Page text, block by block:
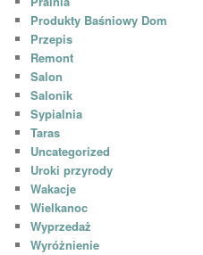
Produkty Baśniowy Dom
Przepis
Remont
Salon
Salonik
Sypialnia
Taras
Uncategorized
Uroki przyrody
Wakacje
Wielkanoc
Wyprzedaż
Wyróżnienie